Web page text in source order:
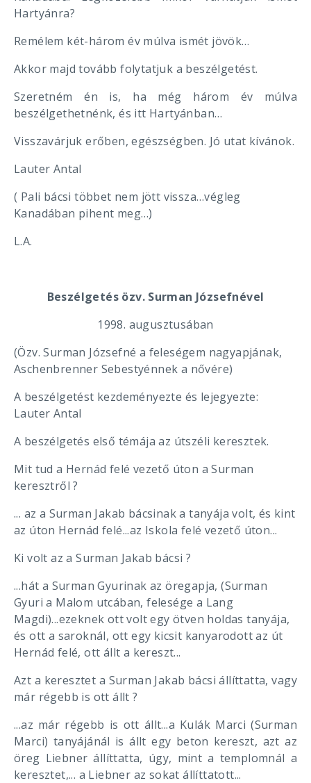
Hartyánra?
Remélem két-három év múlva ismét jövök…
Akkor majd tovább folytatjuk a beszélgetést.
Szeretném én is, ha még három év múlva
beszélgethetnénk, és itt Hartyánban…
Visszavárjuk erőben, egészségben. Jó utat kívánok.
Lauter Antal
( Pali bácsi többet nem jött vissza…végleg
Kanadában pihent meg…)
L.A.
Beszélgetés özv. Surman Józsefnével
1998. augusztusában
(Özv. Surman Józsefné a feleségem nagyapjának,
Aschenbrenner Sebestyénnek a nővére)
A beszélgetést kezdeményezte és lejegyezte:
Lauter Antal
A beszélgetés első témája az útszéli keresztek.
Mit tud a Hernád felé vezető úton a Surman
keresztről ?
... az a Surman Jakab bácsinak a tanyája volt, és kint
az úton Hernád felé...az Iskola felé vezető úton...
Ki volt az a Surman Jakab bácsi ?
...hát a Surman Gyurinak az öregapja, (Surman
Gyuri a Malom utcában, felesége a Lang
Magdi)...ezeknek ott volt egy ötven holdas tanyája,
és ott a saroknál, ott egy kicsit kanyarodott az út
Hernád felé, ott állt a kereszt...
Azt a keresztet a Surman Jakab bácsi állíttatta, vagy
már régebb is ott állt ?
...az már régebb is ott állt...a Kulák Marci (Surman
Marci) tanyájánál is állt egy beton kereszt, azt az
öreg Liebner állíttatta, úgy, mint a templomnál a
keresztet,... a Liebner az sokat állíttatott...